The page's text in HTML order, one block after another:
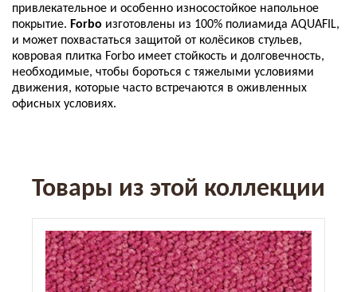
привлекательное и особенно износостойкое напольное
покрытие. Forbo изготовлены из 100% полиамида AQUAFIL,
и может похвастаться защитой от колёсиков стульев,
ковровая плитка Forbo имеет стойкость и долговечность,
необходимые, чтобы бороться с тяжелыми условиями
движения, которые часто встречаются в оживленных
офисных условиях.
Товары из этой коллекции